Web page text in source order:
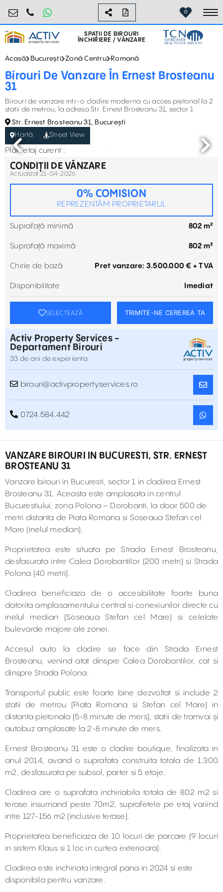
birouri@activpropertyservices.ro
0724.584.442 0
SPAȚII DE BIROURI
ÎNCHIRIERE / VÂNZARE
Acasă București Zonă Centru Romană
Birouri De Vanzare În Ernest Brosteanu
31
Birouri de vanzare intr-o cladire moderna cu acces pietonal la 2
statii de metrou, la adresa Str. Ernest Brosteanu 31, sector 1
Str. Ernest Brosteanu 31, București
Hartă
Street View
Plan etaj curent :
CONDIȚII DE VÂNZARE
Actualizat 21-04-2026
0% COMISION
REPREZENTĂM PROPRIETARUL
Suprafață minimă 802 m²
Suprafață maximă 802 m²
Chirie de bază Pret vanzare: 3.500.000 € + TVA
Disponibilitate Imediat
SELECTEAZĂ TRIMITE-NE CEREREA TA
Activ Property Services -
Departament Birouri
33 de ani de experienta
birouri@activpropertyservices.ro
0724.584.442
VANZARE BIROURI IN BUCURESTI, STR. ERNEST
BROSTEANU 31
Vanzare birouri in Bucuresti, sector 1 in cladirea Ernest
Brosteanu 31. Aceasta este amplasata in centrul
Bucurestiului, zona Polona – Dorobanti, la doar 500 de
metri distanta de Piata Romana si Soseaua Stefan cel
Mare (inelul median).
Proprietatea este situata pe Strada Ernest Brosteanu,
desfasurata intre Calea Dorobantilor (200 metri) si Strada
Polona (40 metri).
Cladirea beneficiaza de o accesibilitate foarte buna
datorita amplasamentului central si conexiunilor directe cu
inelul median (Soseaua Stefan cel Mare) si celelate
bulevarde majore ale zonei.
Accesul auto la cladire se face din Strada Ernest
Brosteanu, venind atat dinspre Calea Dorobantilor, cat si
dinspre Strada Polona.
Transportul public este foarte bine dezvoltat si include 2
statii de metrou (Piata Romana si Stefan cel Mare) in
distanta pietonala (5-8 minute de mers), statii de tramvai și
autobuz amplasate la 2-8 minute de mers.
Ernest Brosteanu 31 este o cladire boutique, finalizata in
anul 2014, avand o suprafata construita totala de 1.300
m2, desfasurata pe subsol, parter si 5 etaje.
Cladirea are o suprafata inchiriabila totala de 802 m2 si
terase insumand peste 70m2, suprafetele pe etaj variind
intre 127-156 m2 (inclusive terase).
Proprietatea beneficiaza de 10 locuri de parcare (9 locuri
in sistem Klaus si 1 loc in curtea exterioara).
Cladirea este inchiriata integral pana in 2024 si este
disponibila pentru vanzare.